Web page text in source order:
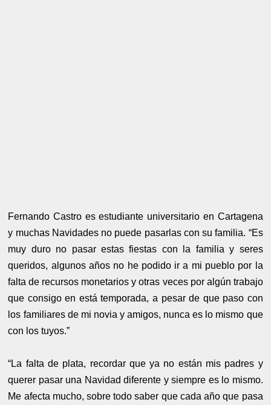
Fernando Castro es estudiante universitario en Cartagena
y muchas Navidades no puede pasarlas con su familia. “Es
muy duro no pasar estas fiestas con la familia y seres
queridos, algunos años no he podido ir a mi pueblo por la
falta de recursos monetarios y otras veces por algún trabajo
que consigo en está temporada, a pesar de que paso con
los familiares de mi novia y amigos, nunca es lo mismo que
con los tuyos.”
“La falta de plata, recordar que ya no están mis padres y
querer pasar una Navidad diferente y siempre es lo mismo.
Me afecta mucho, sobre todo saber que cada año que pasa